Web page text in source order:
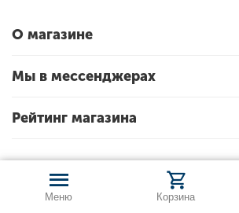
О магазине
Мы в мессенджерах
Рейтинг магазина
Меню Корзина